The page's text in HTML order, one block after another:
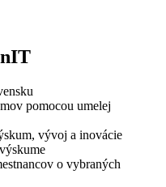
pomocou umelej
vývoj a inovácie
o vybraných